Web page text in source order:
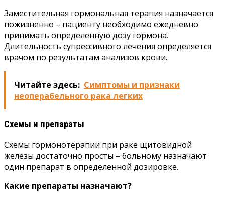
Заместительная гормональная терапия назначается
пожизненно – пациенту необходимо ежедневно
принимать определенную дозу гормона.
Длительность супрессивного лечения определяется
врачом по результатам анализов крови.
Читайте здесь: Симптомы и признаки
неоперабельного рака легких
Схемы и препараты
Схемы гормонотерапии при раке щитовидной
железы достаточно просты – больному назначают
один препарат в определенной дозировке.
Какие препараты назначают?